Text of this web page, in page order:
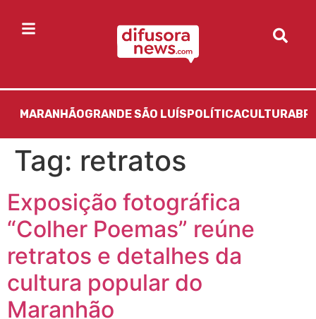
MARANHÃOGRANDE SÃO LUÍS POLÍTICACULTURA
Tag: retratos
Exposição fotográfica
“Colher Poemas” reúne
retratos e detalhes da
cultura popular do
Maranhão